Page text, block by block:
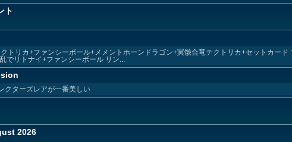
ト
トリカ+ファンシーボール+メメントホーンドラゴン+冥骸合竜テクトリカ+セットカード
でリトナイ+ファンシーボール リン...
クターズレアが一番美しい
2026